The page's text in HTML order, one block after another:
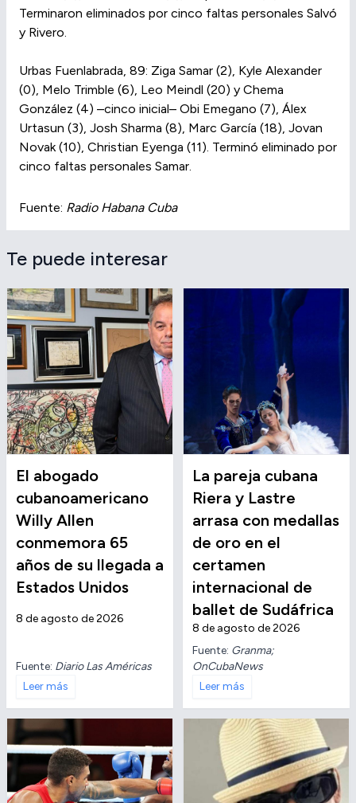
Terminaron eliminados por cinco faltas personales Salvó
y Rivero.
Urbas Fuenlabrada, 89: Ziga Samar (2), Kyle Alexander
(0), Melo Trimble (6), Leo Meindl (20) y Chema
González (4) –cinco inicial– Obi Emegano (7), Álex
Urtasun (3), Josh Sharma (8), Marc García (18), Jovan
Novak (10), Christian Eyenga (11). Terminó eliminado por
cinco faltas personales Samar.
Fuente: Radio Habana Cuba
Te puede interesar
El abogado
cubanoamericano
Willy Allen
conmemora 65
años de su llegada a
Estados Unidos
8 de agosto de 2026
Fuente: Diario Las Américas
Leer más
La pareja cubana
Riera y Lastre
arrasa con medallas
de oro en el
certamen
internacional de
ballet de Sudáfrica
8 de agosto de 2026
Fuente: Granma;
OnCubaNews
Leer más